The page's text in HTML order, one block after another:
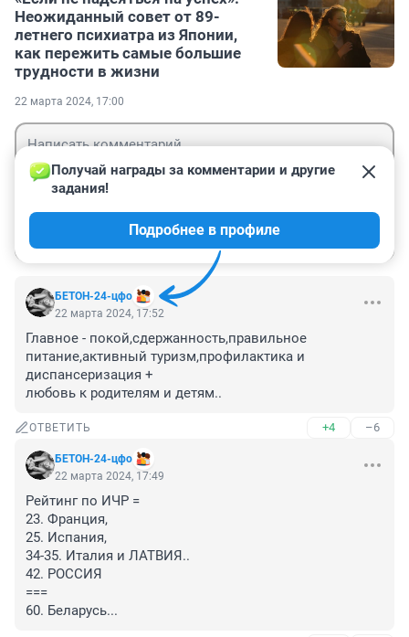
Неожиданный совет от 89-
летнего психиатра из Японии,
как пережить самые большие
трудности в жизни
22 марта 2024, 17:00
БЕТОН-24-цфо
Получай награды за комментарии и другие
задания!
Подробнее в профиле
22 марта 2024, 17:52
Главное - покой,сдержанность,правильное
питание,активный туризм,профилактика и
диспансеризация +
любовь к родителям и детям..
ОТВЕТИТЬ +4 –6
БЕТОН-24-цфо
22 марта 2024, 17:49
Рейтинг по ИЧР =
23. Франция,
25. Испания,
34-35. Италия и ЛАТВИЯ..
42. РОССИЯ
===
60. Беларусь...